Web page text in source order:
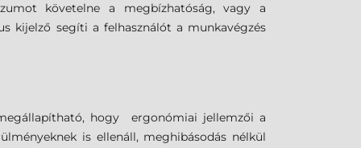
követelne a megbízhatóság, vagy a
kijelző segíti a felhasználót a munkavégzés
hogy ergonómiai jellemzői a
is ellenáll, meghibásodás nélkül